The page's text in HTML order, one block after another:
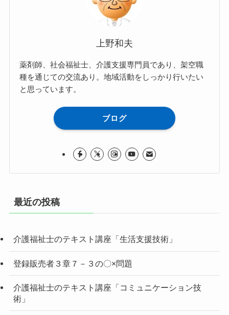
上野和夫
薬剤師、社会福祉士、介護支援専門員であり、架空職
種を通じての交流あり。地域活動をしっかり行いたい
と思っています。
ブログ
最近の投稿
介護福祉士のテキスト講座「生活支援技術」
登録販売者３章７－３の〇×問題
介護福祉士のテキスト講座「コミュニケーション技
術」